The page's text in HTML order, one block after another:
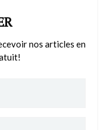
nos articles en